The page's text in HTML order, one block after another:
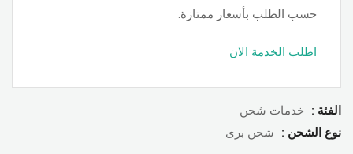
حسب الطلب بأسعار ممتازة.
اطلب الخدمة الان
الفئة :
خدمات شحن
نوع الشحن :
شحن برى